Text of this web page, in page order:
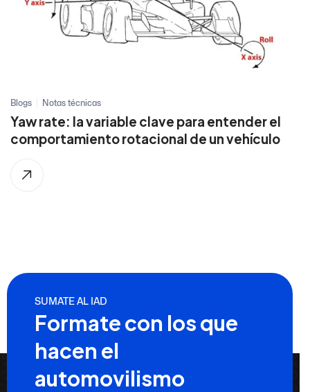
Blogs Notas técnicas
Yaw rate: la variable clave para entender el
comportamiento rotacional de un vehículo
SUMATE AL IAD
Formate con los que
hacen el
automovilismo